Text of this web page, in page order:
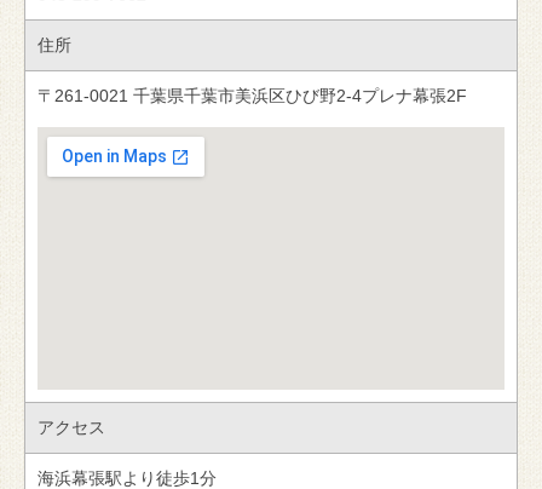
住所
〒261-0021 千葉県千葉市美浜区ひび野2-4プレナ幕張2F
アクセス
海浜幕張駅より徒歩1分